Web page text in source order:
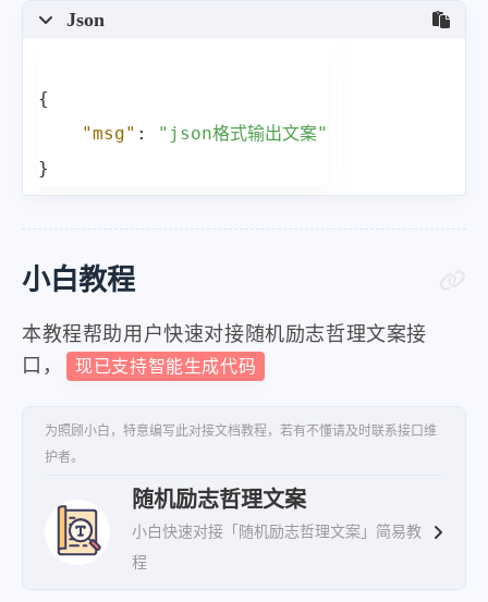
Json
{
"msg" :
"json格式输出文案"
}
小白教程
本教程帮助用户快速对接随机励志哲理文案接
口，
现已支持智能生成代码
为照顾小白，特意编写此对接文档教程，若有不懂请及时联系接口维
护者。
随机励志哲理文案
小白快速对接「随机励志哲理文案」简易教
程